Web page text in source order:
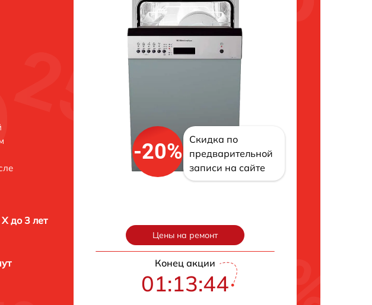
до 3 лет
-20%
Скидка по
предварительной
записи на сайте
Цены на ремонт
Конец акции
01:13:43